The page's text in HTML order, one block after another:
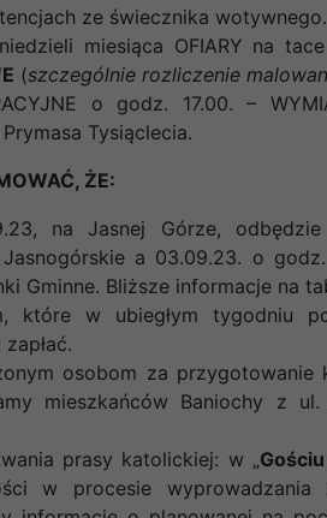
ze świecznika wotywnego.
miesiąca OFIARY na
(szczególnie rozliczenie
o godz. 17.00. –
Tysiąclecia.
ŻE:
na Jasnej Górze,
a 03.09.23. o
Gminne. Bliższe informacje na
które w ubiegłym tygodniu
osobom za przygotowanie
mieszkańców Baniochy z
prasy katolickiej: w „
w procesie